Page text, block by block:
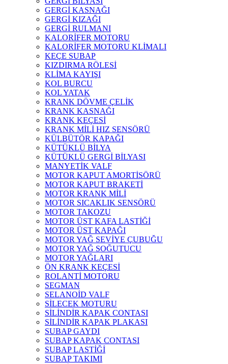
GERGİ KASNAĞI
GERGİ KIZAĞI
GERGİ RULMANI
KALORİFER MOTORU
KALORİFER MOTORU KLİMALI
KEÇE SUBAP
KIZDIRMA RÖLESİ
KLİMA KAYIŞI
KOL BURCU
KOL YATAK
KRANK DÖVME ÇELİK
KRANK KASNAĞI
KRANK KEÇESİ
KRANK MİLİ HIZ SENSÖRÜ
KÜLBÜTÖR KAPAĞI
KÜTÜKLÜ BİLYA
KÜTÜKLÜ GERGİ BİLYASI
MANYETİK VALF
MOTOR KAPUT AMORTİSÖRÜ
MOTOR KAPUT BRAKETİ
MOTOR KRANK MİLİ
MOTOR SICAKLIK SENSÖRÜ
MOTOR TAKOZU
MOTOR ÜST KAFA LASTİĞİ
MOTOR ÜST KAPAĞI
MOTOR YAĞ SEVİYE ÇUBUĞU
MOTOR YAĞ SOĞUTUCU
MOTOR YAĞLARI
ÖN KRANK KEÇESİ
ROLANTİ MOTORU
SEGMAN
SELANOİD VALF
SİLECEK MOTURU
SİLİNDİR KAPAK CONTASI
SİLİNDİR KAPAK PLAKASI
SUBAP GAYDI
SUBAP KAPAK CONTASI
SUBAP LASTİĞİ
SUBAP TAKIMI